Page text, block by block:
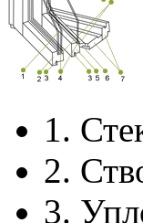
1.
2.
3.